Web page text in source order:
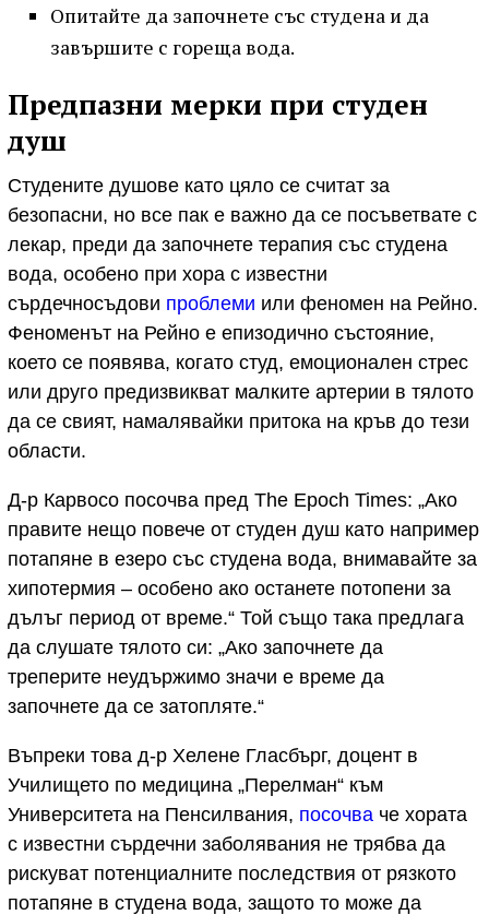
Опитайте да започнете със студена и да
завършите с гореща вода.
Предпазни мерки при студен
душ
Студените душове като цяло се считат за
безопасни, но все пак е важно да се посъветвате с
лекар, преди да започнете терапия със студена
вода, особено при хора с известни
сърдечносъдови проблеми или феномен на Рейно.
Феноменът на Рейно е епизодично състояние,
което се появява, когато студ, емоционален стрес
или друго предизвикват малките артерии в тялото
да се свият, намалявайки притока на кръв до тези
области.
Д-р Карвосо посочва пред The Epoch Times: „Ако
правите нещо повече от студен душ като например
потапяне в езеро със студена вода, внимавайте за
хипотермия – особено ако останете потопени за
дълъг период от време.“ Той също така предлага
да слушате тялото си: „Ако започнете да
треперите неудържимо значи е време да
започнете да се затопляте.“
Въпреки това д-р Хелене Гласбърг, доцент в
Училището по медицина „Перелман“ към
Университета на Пенсилвания, посочва че хората
с известни сърдечни заболявания не трябва да
рискуват потенциалните последствия от рязкото
потапяне в студена вода, защото то може да